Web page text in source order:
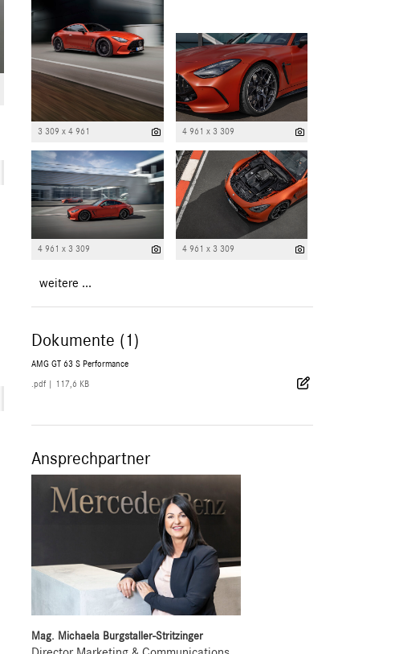
3 309 x 4 961 4 961 x 3 309
4 961 x 3 309 4 961 x 3 309
weitere ...
Dokumente (1)
AMG GT 63 S Performance
.pdf 117,6 KB
Ansprechpartner
Mag. Michaela Burgstaller-Stritzinger